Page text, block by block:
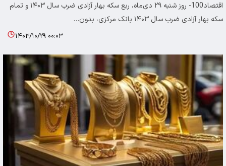
اقتصاد100- روز شنبه ۲۹ دی‌ماه، ربع سکه بهار آزادی ضرب سال ۱۴۰۳ و تمام
سکه بهار آزادی ضرب سال ۱۴۰۳ بانک مرکزی، بدون…
۱۴۰۳/۱۰/۲۹ ۰۰:۰۳